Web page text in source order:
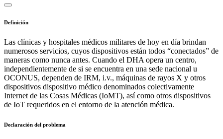
Definición
Las clínicas y hospitales médicos militares de hoy en día brindan
numerosos servicios, cuyos dispositivos están todos “conectados” de
maneras como nunca antes. Cuando el DHA opera un centro,
independientemente de si se encuentra en una sede nacional u
OCONUS, dependen de IRM, i.v., máquinas de rayos X y otros
dispositivos dispositivo médico denominados colectivamente
Internet de las Cosas Médicas (IoMT), así como otros dispositivos
de IoT requeridos en el entorno de la atención médica.
Declaración del problema